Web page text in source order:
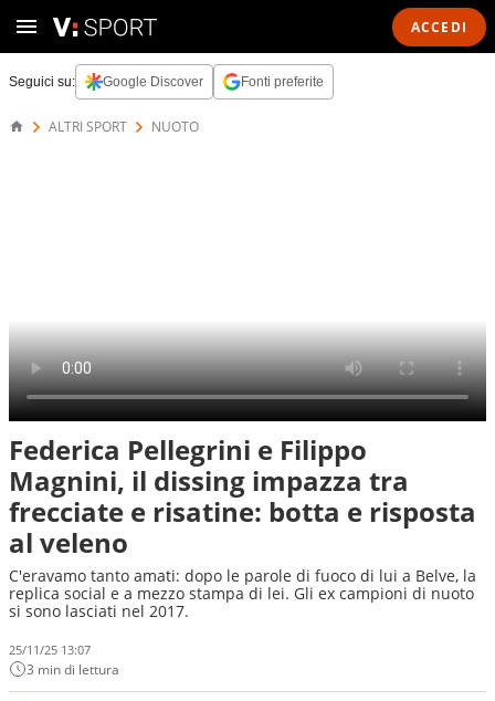
ACCEDI
Seguici su: Google Discover Fonti preferite
ALTRI SPORT NUOTO
Federica Pellegrini e Filippo
Magnini, il dissing impazza tra
frecciate e risatine: botta e risposta
al veleno
C'eravamo tanto amati: dopo le parole di fuoco di lui a Belve, la
replica social e a mezzo stampa di lei. Gli ex campioni di nuoto
si sono lasciati nel 2017.
25/11/25 13:07
3 min di lettura